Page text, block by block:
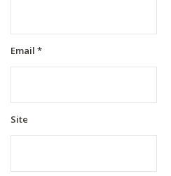
Email *
Site